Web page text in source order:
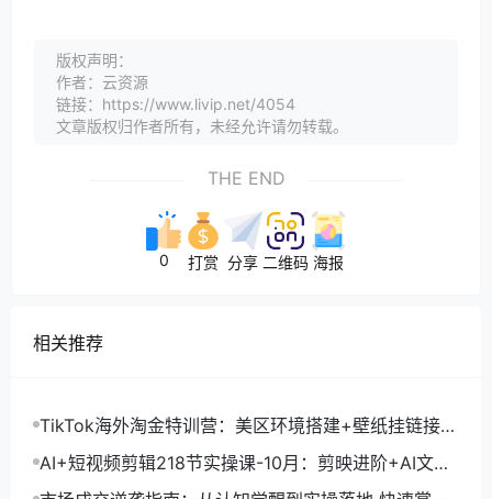
版权声明：
作者：云资源
链接：https://www.livip.net/4054
文章版权归作者所有，未经允许请勿转载。
THE END
0 打赏 分享 二维码 海报
相关推荐
TikTok海外淘金特训营：美区环境搭建+壁纸挂链接
+剪映数字人，月入1.5万
AI+短视频剪辑218节实操课-10月：剪映进阶+AI文案
生成+账号运营，月入2万